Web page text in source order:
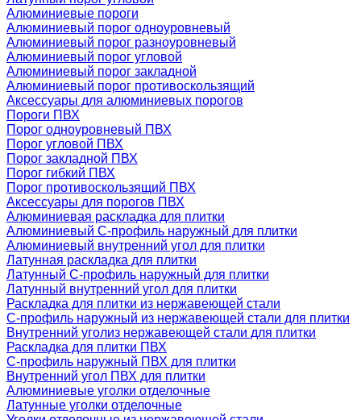
Алюминиевые пороги
Алюминиевый порог одноуровневый
Алюминиевый порог разноуровневый
Алюминиевый порог угловой
Алюминиевый порог закладной
Алюминиевый порог противоскользящий
Аксессуары для алюминиевых порогов
Пороги ПВХ
Порог одноуровневый ПВХ
Порог угловой ПВХ
Порог закладной ПВХ
Порог гибкий ПВХ
Порог противоскользящий ПВХ
Аксессуары для порогов ПВХ
Алюминиевая раскладка для плитки
Алюминиевый С-профиль наружный для плитки
Алюминиевый внутренний угол для плитки
Латунная раскладка для плитки
Латунный С-профиль наружный для плитки
Латунный внутренний угол для плитки
Раскладка для плитки из нержавеющей стали
С-профиль наружный из нержавеющей стали для плитки
Внутренний уголиз нержавеющей стали для плитки
Раскладка для плитки ПВХ
С-профиль наружный ПВХ для плитки
Внутренний угол ПВХ для плитки
Алюминиевые уголки отделочные
Латунные уголки отделочные